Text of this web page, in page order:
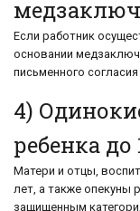
Если работник
основании
письменного
4)
ребенка до
Матери и отцы,
лет, а также опекуны
защищенным